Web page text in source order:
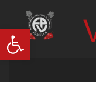
Abrir barra de herramientas